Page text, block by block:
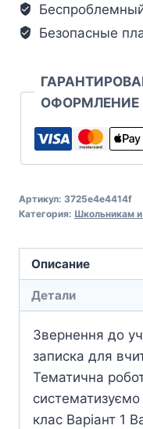
Безопасные
ОФОРМЛЕНИЕ
Артикул: 3725e4e4414f
Категория: Школьникам
Описание
Детали
Звернення до
записка для
Тематична
систематизуємо
клас Варіант 1